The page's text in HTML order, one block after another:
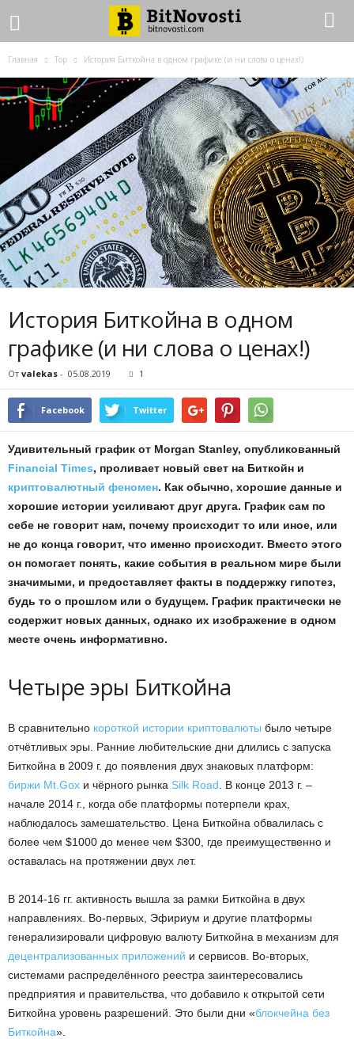
Главная Top История Биткойна в одном графике (и ни слова о ценах!)
История Биткойна в одном
графике (и ни слова о ценах!)
От valekas - 05.08.2019 1
Facebook Twitter
Удивительный график от Morgan Stanley, опубликованный
Financial Times, проливает новый свет на Биткойн и
криптовалютный феномен. Как обычно, хорошие данные и
хорошие истории усиливают друг друга. График сам по
себе не говорит нам, почему происходит то или иное, или
не до конца говорит, что именно происходит. Вместо этого
он помогает понять, какие события в реальном мире были
значимыми, и предоставляет факты в поддержку гипотез,
будь то о прошлом или о будущем. График практически не
содержит новых данных, однако их изображение в одном
месте очень информативно.
Четыре эры Биткойна
В сравнительно короткой истории криптовалюты было четыре
отчётливых эры. Ранние любительские дни длились с запуска
Биткойна в 2009 г. до появления двух знаковых платформ:
биржи Mt.Gox и чёрного рынка Silk Road . В конце 2013 г. –
начале 2014 г., когда обе платформы потерпели крах,
наблюдалось замешательство. Цена Биткойна обвалилась с
более чем $1000 до менее чем $300, где преимущественно и
оставалась на протяжении двух лет.
В 2014-16 гг. активность вышла за рамки Биткойна в двух
направлениях. Во-первых, Эфириум и другие платформы
генерализировали цифровую валюту Биткойна в механизм для
децентрализованных приложений и сервисов. Во-вторых,
системами распределённого реестра заинтересовались
предприятия и правительства, что добавило к открытой сети
Биткойна уровень разрешений. Это были дни «блокчейна без
Биткойна».